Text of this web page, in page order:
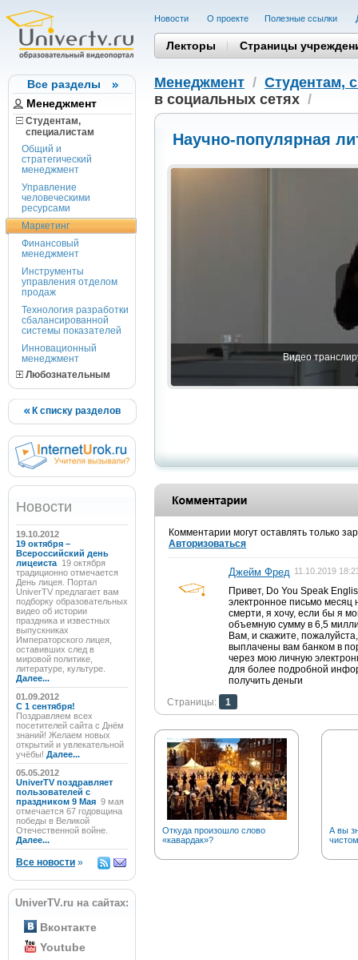
Все разделы
Менеджмент
Студентам,
cпециалистам
Общий и
стратегический
менеджмент
Управление
человеческими
ресурсами
Маркетинг
Финансовый
менеджмент
Инструменты
управления отделом
продаж
Технология разработки
сбалансированной
системы показателей
Инновационный
менеджмент
Любознательным
К списку разделов
Новости
19.10.2012
19 октября –
Всероссийский день
лицеиста 19 октября
традиционно отмечается
День лицея. Портал
UniverTV предлагает вам
подборку образовательных
видео об истории
праздника и известных
выпускниках
Императорского лицея,
оставивших след в
мировой политике,
литературе, культуре.
Далее...
01.09.2012
C 1 сентября!
Поздравляем всех
посетителей сайта с Днём
знаний! Желаем новых
открытий и увлекательной
учёбы! Далее...
05.05.2012
UniverTV поздравляет
пользователей с
праздником 9 Мая 9 мая
отмечается 67 годовщина
победы в Великой
Отечественной войне.
Далее...
Все новости »
UniverTV.ru на сайтах:
Вконтакте
Youtube
Новости О проекте Полезные cсылки
Лекторы Страницы
Менеджмент / Студентам,
в социальных сетях /
Научно-популярная
Видео
Комментарии могут оставлять только
Авторизоваться
Джейм Фред 11.10.2019
Привет, Do You Speak
электронное письмо месяц
смерти, я хочу, если бы я
объемную сумму в 6,5
Вам, и скажите,
выплачены вам банком в
через мою личную
для более подробной
получить деньги
Страницы:
1
Откуда произошло слово
«кавардак»?
А вы